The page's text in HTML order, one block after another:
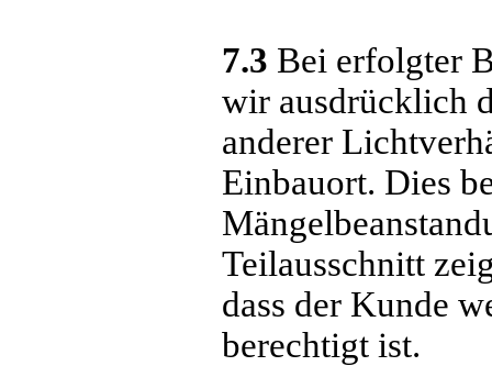
7.3 Bei erfolgter
wir ausdrücklich
anderer
Einbauort. Dies
Teilausschnitt
dass der Kunde
berechtigt ist.